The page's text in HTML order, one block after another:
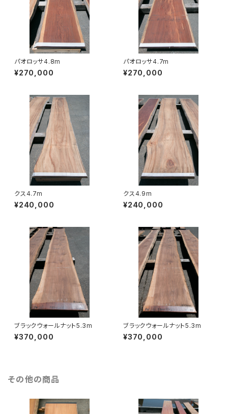
パオロッサ4.8m
¥270,000
パオロッサ4.7m
¥270,000
クス4.7m
¥240,000
クス4.9m
¥240,000
ブラックウォールナット5.3m
¥370,000
ブラックウォールナット5.3m
¥370,000
その他の商品